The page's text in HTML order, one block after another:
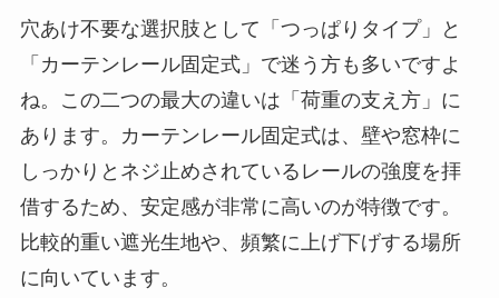
穴あけ不要な選択肢として「つっぱりタイプ」と
「カーテンレール固定式」で迷う方も多いですよ
ね。この二つの最大の違いは「荷重の支え方」に
あります。カーテンレール固定式は、壁や窓枠に
しっかりとネジ止めされているレールの強度を拝
借するため、安定感が非常に高いのが特徴です。
比較的重い遮光生地や、頻繁に上げ下げする場所
に向いています。